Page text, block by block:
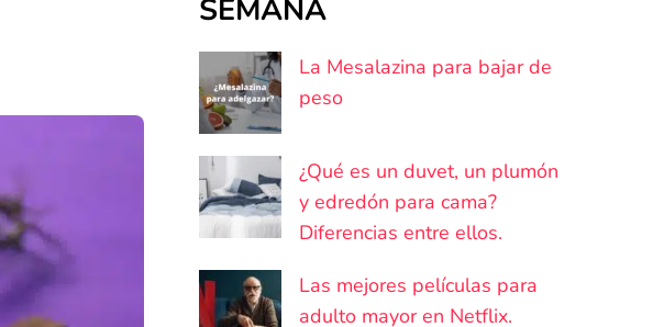
SEMANA
La Mesalazina para bajar de
peso
¿Qué es un duvet, un plumón
y edredón para cama?
Diferencias entre ellos.
Las mejores películas para
adulto mayor en Netflix.